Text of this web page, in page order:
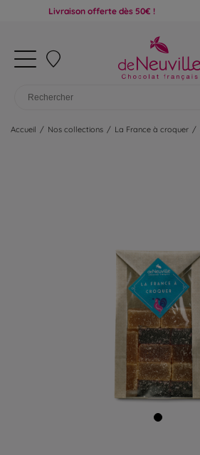
Livraison offerte dès 50€ !
Accueil / Nos collections / La France à croquer /